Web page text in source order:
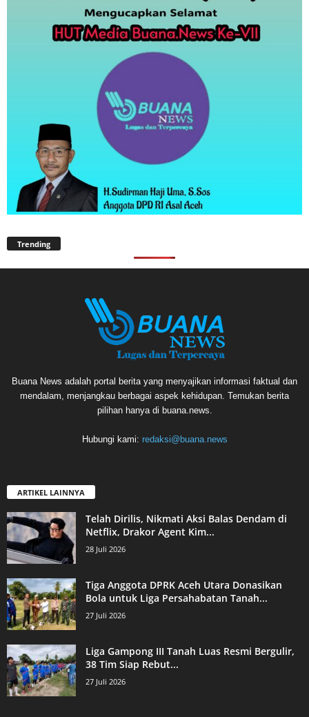
Trending
Buana News adalah portal berita yang menyajikan informasi faktual dan
mendalam, menjangkau berbagai aspek kehidupan. Temukan berita
pilihan hanya di buana.news.
Hubungi kami: redaksi@buana.news
ARTIKEL LAINNYA
Telah Dirilis, Nikmati Aksi Balas Dendam di
Netflix, Drakor Agent Kim...
28 Juli 2026
Tiga Anggota DPRK Aceh Utara Donasikan
Bola untuk Liga Persahabatan Tanah...
27 Juli 2026
Liga Gampong III Tanah Luas Resmi Bergulir,
38 Tim Siap Rebut...
27 Juli 2026